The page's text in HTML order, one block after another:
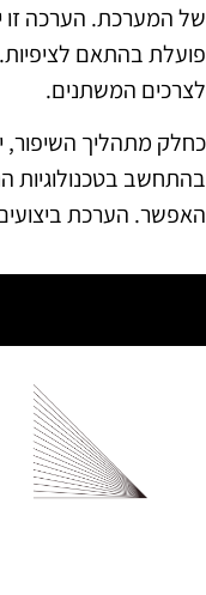
של המערכת. הערכה זו
פועלת בהתאם
לצרכים המשתנים.
כחלק מתהליך השיפור,
בהתחשב בטכנולוגיות
האפשר. הערכת ביצועים